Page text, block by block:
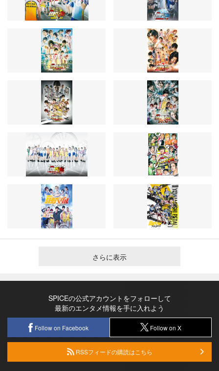
さらに表示
SPICEの公式アカウントをフォローして
最新のエンタメ情報を手に入れよう
Follow on Facebook Follow on X
RSSフィードの購読はこちら